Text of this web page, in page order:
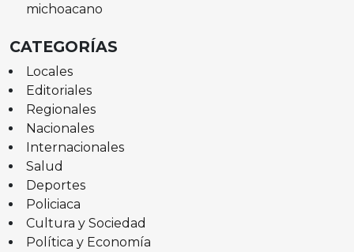
michoacano
CATEGORÍAS
Locales
Editoriales
Regionales
Nacionales
Internacionales
Salud
Deportes
Policiaca
Cultura y Sociedad
Política y Economía